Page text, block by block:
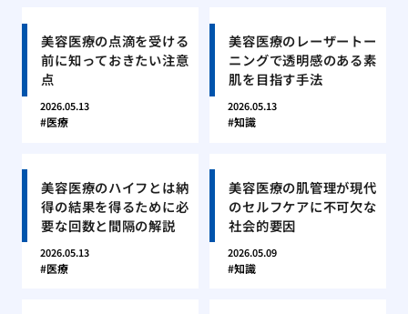
美容医療の点滴を受ける
前に知っておきたい注意
点
2026.05.13
医療
美容医療のレーザートー
ニングで透明感のある素
肌を目指す手法
2026.05.13
知識
美容医療のハイフとは納
得の結果を得るために必
要な回数と間隔の解説
2026.05.13
医療
美容医療の肌管理が現代
のセルフケアに不可欠な
社会的要因
2026.05.09
知識